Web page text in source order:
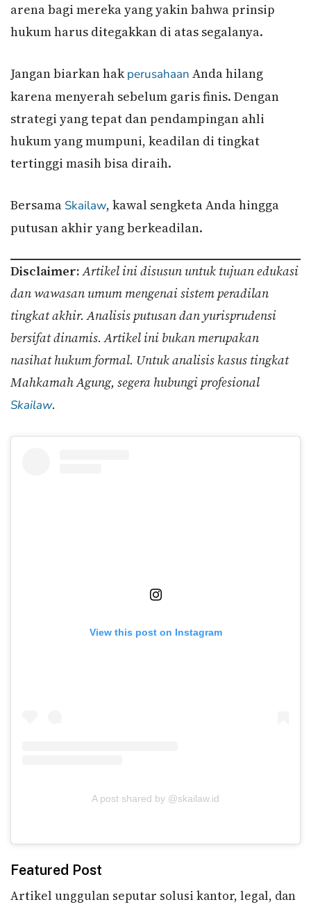
arena bagi mereka yang yakin bahwa prinsip
hukum harus ditegakkan di atas segalanya.
Jangan biarkan hakperusahaan Anda hilang
karena menyerah sebelum garis finis. Dengan
strategi yang tepat dan pendampingan ahli
hukum yang mumpuni, keadilan di tingkat
tertinggi masih bisa diraih.
Bersama Skailaw, kawal sengketa Anda hingga
putusan akhir yang berkeadilan.
Disclaimer: Artikel ini disusun untuk tujuan edukasi
dan wawasan umum mengenai sistem peradilan
tingkat akhir. Analisis putusan dan yurisprudensi
bersifat dinamis. Artikel ini bukan merupakan
nasihat hukum formal. Untuk analisis kasus tingkat
Mahkamah Agung, segera hubungi profesional
Skailaw.
View this post on Instagram
A post shared by @skailaw.id
Featured Post
Artikel unggulan seputar solusi kantor, legal, dan